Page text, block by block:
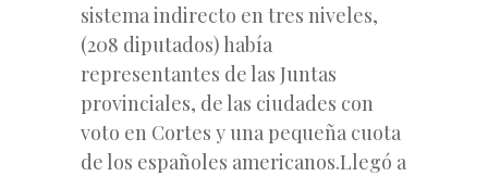
sistema indirecto en tres niveles,
(208 diputados) había
representantes de las Juntas
provinciales, de las ciudades con
voto en Cortes y una pequeña cuota
de los españoles americanos.Llegó a